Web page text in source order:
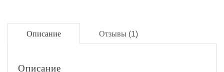
Описание Отзывы (1)
Описание